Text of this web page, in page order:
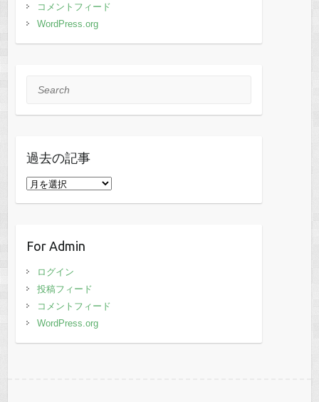
コメントフィード
WordPress.org
Search
過去の記事
過
事
For Admin
ログイン
投稿フィード
コメントフィード
WordPress.org